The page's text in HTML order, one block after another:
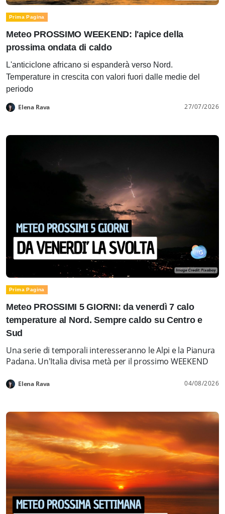
Prima Pagina
Meteo PROSSIMO WEEKEND: l'apice della
prossima ondata di caldo
L'anticiclone africano si espanderà verso Nord.
Temperature in crescita con valori fuori dalle medie del
periodo
Elena Rava 27/07/2026
Prima Pagina
Meteo PROSSIMI 5 GIORNI: da venerdì 7 calo
temperature al Nord. Sempre caldo su Centro e
Sud
Una serie di temporali interesseranno le Alpi e la Pianura
Padana. Un'Italia divisa metà per il prossimo WEEKEND
Elena Rava 04/08/2026